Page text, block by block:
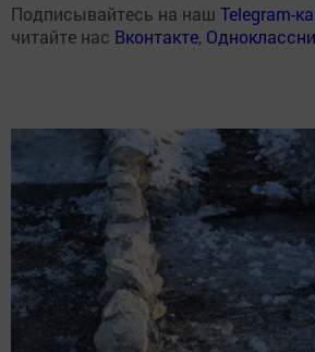
Подписывайтесь на наш Telegram-
читайте нас Вконтакте,